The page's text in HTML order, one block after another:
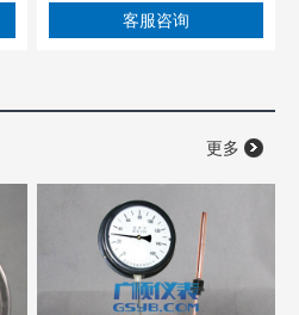
客服咨询
更多